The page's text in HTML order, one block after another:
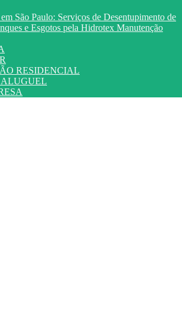
São Paulo: Serviços de Desentupimento de
e Esgotos pela Hidrotex Manutenção
RESIDENCIAL